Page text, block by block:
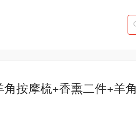
角按摩梳+香熏二件+羊角